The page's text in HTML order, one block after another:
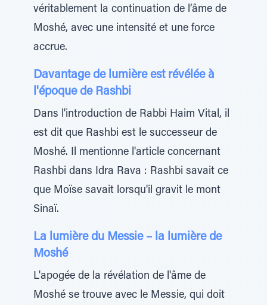
véritablement la continuation de l’âme de
Moshé, avec une intensité et une force
accrue.
Davantage de lumière est révélée à
l'époque de Rashbi
Dans l'introduction de Rabbi Haim Vital, il
est dit que Rashbi est le successeur de
Moshé. Il mentionne l'article concernant
Rashbi dans Idra Rava : Rashbi savait ce
que Moïse savait lorsqu'il gravit le mont
Sinaï.
La lumière du Messie – la lumière de
Moshé
L'apogée de la révélation de l'âme de
Moshé se trouve avec le Messie, qui doit